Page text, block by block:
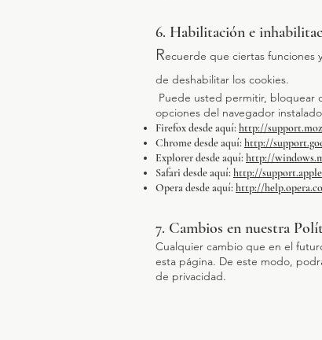
6. Habilitación e
Recuerde que ciertas funciones
de deshabilitar los cookies.
Puede usted permitir, bloquear
opciones del navegador
Firefox desde aquí: http://
Chrome desde aquí: http://
Explorer desde aquí: http://
Safari desde aquí: http://
Opera desde aquí: http://
7. Cambios en nuestra
Cualquier cambio que en el
esta página. De este modo,
de privacidad.